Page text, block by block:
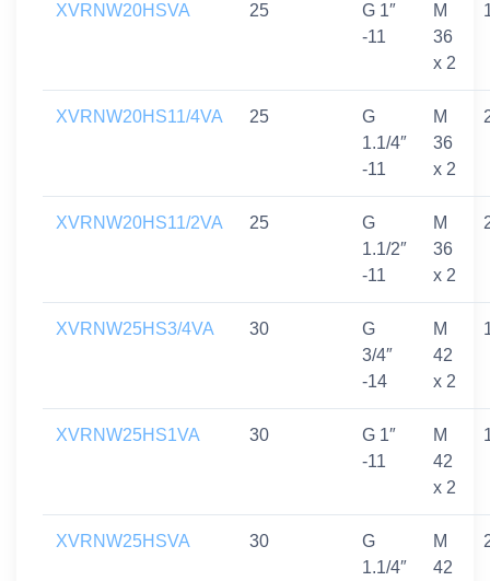
XVRNW20HSVA 25
G 1″
-11
M
36
x 2
XVRNW20HS11/4VA 25
G
1.1/4″
-11
M
36
x 2
XVRNW20HS11/2VA 25
G
1.1/2″
-11
M
36
x 2
XVRNW25HS3/4VA 30
G
3/4″
-14
M
42
x 2
XVRNW25HS1VA 30
G 1″
-11
M
42
x 2
XVRNW25HSVA 30
G
1.1/4″
M
42